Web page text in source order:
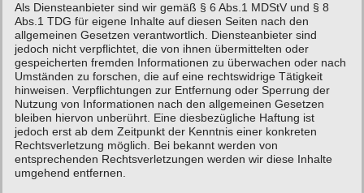
Als Diensteanbieter sind wir gemäß § 6 Abs.1 MDStV und § 8
Abs.1 TDG für eigene Inhalte auf diesen Seiten nach den
allgemeinen Gesetzen verantwortlich. Diensteanbieter sind
jedoch nicht verpflichtet, die von ihnen übermittelten oder
gespeicherten fremden Informationen zu überwachen oder nach
Umständen zu forschen, die auf eine rechtswidrige Tätigkeit
hinweisen. Verpflichtungen zur Entfernung oder Sperrung der
Nutzung von Informationen nach den allgemeinen Gesetzen
bleiben hiervon unberührt. Eine diesbezügliche Haftung ist
jedoch erst ab dem Zeitpunkt der Kenntnis einer konkreten
Rechtsverletzung möglich. Bei bekannt werden von
entsprechenden Rechtsverletzungen werden wir diese Inhalte
umgehend entfernen.